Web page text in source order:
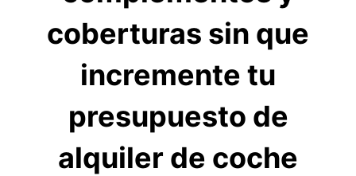
coberturas sin que
incremente tu
presupuesto de
alquiler de coche